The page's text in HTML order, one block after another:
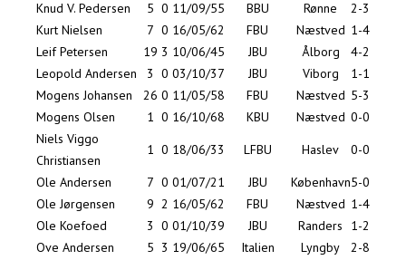
Knud V. Pedersen 5 0 11/09/55 BBU Rønne
2-3
Kurt Nielsen
7 0 16/05/62 FBU Næstved 1-4
Leif Petersen
19 3 10/06/45 JBU Ålborg
4-2
Leopold Andersen
3 0 03/10/37 JBU Viborg
1-1
Mogens Johansen
26 0 11/05/58 FBU Næstved 5-3
Mogens Olsen
1 0 16/10/68 KBU Næstved 0-0
Niels Viggo
Christiansen
1 0 18/06/33 LFBU Haslev
0-0
Ole Andersen
7 0 01/07/21 JBU København5-0
Ole Jørgensen
9 2 16/05/62 FBU Næstved 1-4
Ole Koefoed
3 0 01/10/39 JBU Randers
1-2
Ove Andersen
5 3 19/06/65 Italien Lyngby
2-8